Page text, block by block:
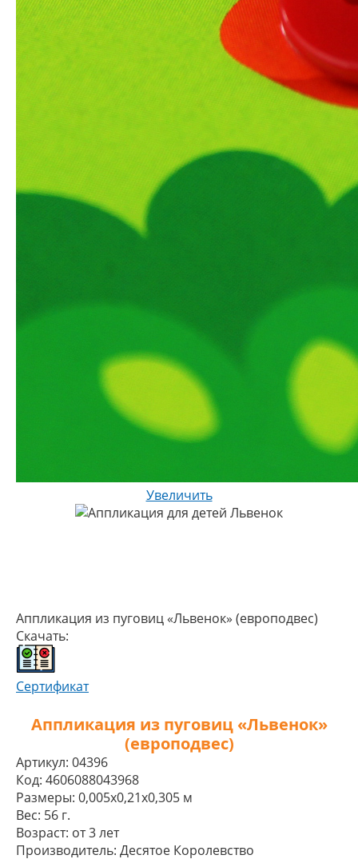
Увеличить
Аппликация из пуговиц «Львенок» (европодвес)
Скачать:
Сертификат
Аппликация из пуговиц «Львенок»
(европодвес)
Артикул: 04396
Код: 4606088043968
Размеры: 0,005x0,21x0,305 м
Вес: 56 г.
Возраст: от 3 лет
Производитель: Десятое Королевство